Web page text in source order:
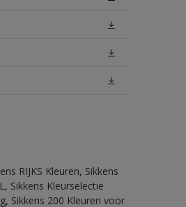
RIJKS Kleuren, Sikkens
Sikkens Kleurselectie
Sikkens 200 Kleuren voor